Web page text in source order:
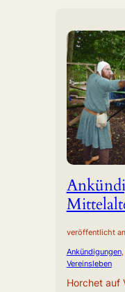
veröffentlicht
Ankündigungen,
Vereinsleben
Horchet auf